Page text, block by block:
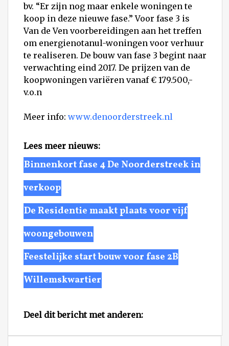
bv. “Er zijn nog maar enkele woningen te
koop in deze nieuwe fase.” Voor fase 3 is
Van de Ven voorbereidingen aan het treffen
om energienotanul-woningen voor verhuur
te realiseren. De bouw van fase 3 begint naar
verwachting eind 2017. De prijzen van de
koopwoningen variëren vanaf € 179.500,-
v.o.n
Meer info: www.denoorderstreek.nl
Lees meer nieuws:
Binnenkort fase 4 De Noorderstreek in
verkoop
De Residentie maakt plaats voor vijf
woongebouwen
Feestelijke start bouw voor fase 2B
Willemskwartier
Deel dit bericht met anderen: